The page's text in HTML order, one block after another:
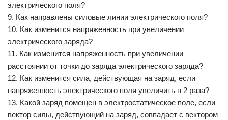
электрического поля?
9. Как направлены силовые линии электрического поля?
10. Как изменится напряженность при увеличении
электрического заряда?
11. Как изменится напряженность при увеличении
расстоянии от точки до заряда электрического заряда?
12. Как изменится сила, действующая на заряд, если
напряженность электрического поля увеличить в 2 раза?
13. Какой заряд помещен в электростатическое поле, если
вектор силы, действующий на заряд, совпадает с вектором